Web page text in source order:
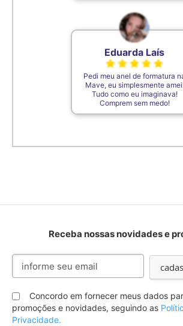
Eduarda Laís
Pedi meu anel de formatura
Mave, eu simplesmente
Tudo como eu imaginava!
Comprem sem medo!
Receba nossas novidades e
Inscreva-
nossa
Newsletter:
Concordo em fornecer meus dados
promoções e novidades, seguindo as
Privacidade.